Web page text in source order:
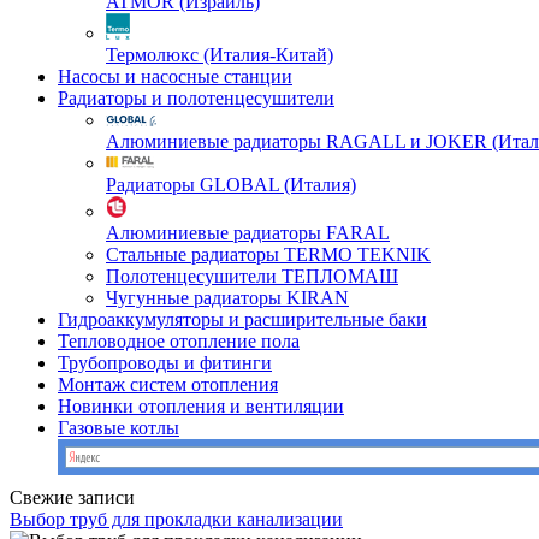
Термолюкс (Италия-Китай)
Насосы и насосные станции
Радиаторы и полотенцесушители
Алюминиевые радиаторы RAGALL и JOKER
Радиаторы GLOBAL (Италия)
Алюминиевые радиаторы FARAL
Стальные радиаторы TERMO TEKNIK
Полотенцесушители ТЕПЛОМАШ
Чугунные радиаторы KIRAN
Гидроаккумуляторы и расширительные баки
Тепловодное отопление пола
Трубопроводы и фитинги
Монтаж систем отопления
Новинки отопления и вентиляции
Газовые котлы
Свежие записи
Выбор труб для прокладки канализации